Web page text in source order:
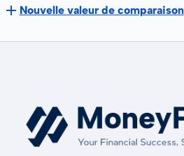
Nouvelle valeur de comparaison